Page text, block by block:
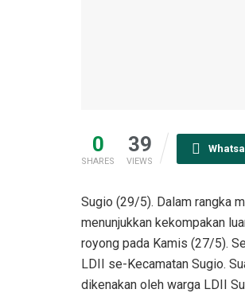
0
SHARES
39
VIEWS
Sugio (29/5). Dalam rangka
menunjukkan kekompakan
royong pada Kamis (27/5).
LDII se-Kecamatan Sugio.
dikenakan oleh warga LDII